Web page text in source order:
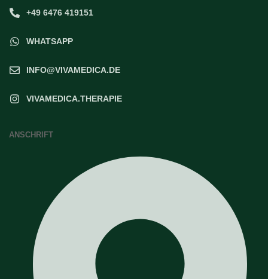
+49 6476 419151
WHATSAPP
INFO@VIVAMEDICA.DE
VIVAMEDICA.THERAPIE
ANSCHRIFT